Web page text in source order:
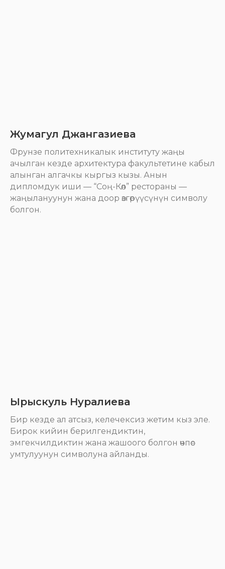
Жумагул Джангазиева
Фрунзе политехникалык институту жаңы
ачылган кезде архитектура факультетине кабыл
алынган алгачкы кыргыз кызы. Анын
дипломдук иши — “Соң-Көл” рестораны —
жаңылануунун жана доор өзгөрүүсүнүн символу
болгон.
Ырыскуль Нуралиева
Бир кезде ал атсыз, келечексиз жетим кыз эле.
Бирок кийин берилгендиктин,
эмгекчилдиктин жана жашоого болгон өчпөс
умтулуунун символуна айланды.